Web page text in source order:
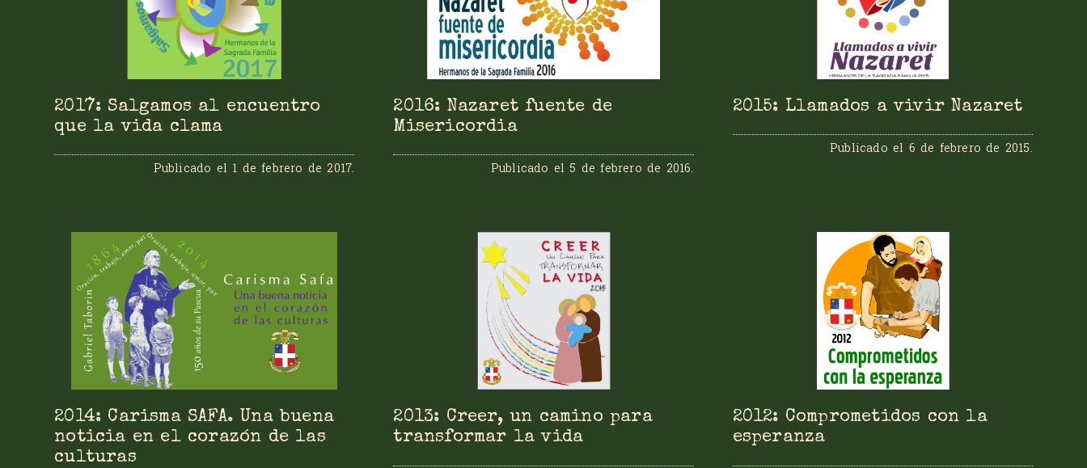
2017: Salgamos al encuentro
que la vida clama
Publicado el 1 de febrero de 2017.
2016: Nazaret fuente de
Misericordia
Publicado el 5 de febrero de 2016.
2015: Llamados a vivir Nazaret
Publicado el 6 de febrero de 2015.
2014: Carisma SAFA. Una buena
noticia en el corazón de las
culturas
2013: Creer, un camino para
transformar la vida
2012: Comprometidos con la
esperanza